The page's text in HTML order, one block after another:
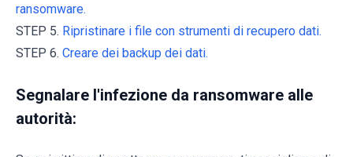
ransomware.
STEP 5. Ripristinare i file con strumenti di recupero dati.
STEP 6. Creare dei backup dei dati.
Segnalare l'infezione da ransomware alle
autorità: